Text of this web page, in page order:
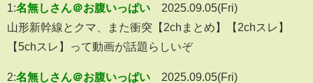
1:名無しさん＠お腹いっぱい
2025.09.05(Fri)
山形新幹線とクマ、また衝突【2chまとめ】【2chスレ】
【5chスレ】って動画が話題らしいぞ
2:名無しさん＠お腹いっぱい 2025.09.05(Fri)